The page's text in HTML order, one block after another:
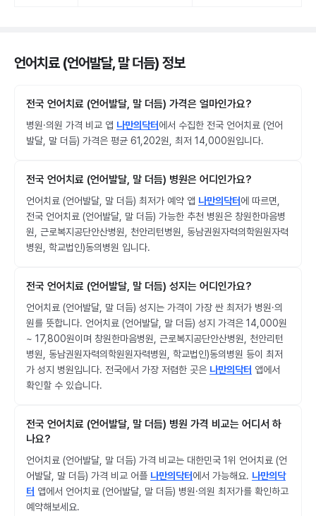
언어치료 (언어발달, 말 더듬) 정보
전국 언어치료 (언어발달, 말 더듬) 가격은 얼마인가요?
병원·의원 가격 비교 앱 나만의닥터에서 수집한 전국 언어치료 (언어
발달, 말 더듬) 가격은 평균 61,202원, 최저 14,000원입니다.
전국 언어치료 (언어발달, 말 더듬) 병원은 어디인가요?
언어치료 (언어발달, 말 더듬) 최저가 예약 앱 나만의닥터에 따르면,
전국 언어치료 (언어발달, 말 더듬) 가능한 추천 병원은 창원한마음병
원, 근로복지공단안산병원, 천안리턴병원, 동남권원자력의학원원자력
병원, 학교법인)동의병원 입니다.
전국 언어치료 (언어발달, 말 더듬) 성지는 어디인가요?
언어치료 (언어발달, 말 더듬) 성지는 가격이 가장 싼 최저가 병원·의
원를 뜻합니다. 언어치료 (언어발달, 말 더듬) 성지 가격은 14,000원
~ 17,800원이며 창원한마음병원, 근로복지공단안산병원, 천안리턴
병원, 동남권원자력의학원원자력병원, 학교법인)동의병원 등이 최저
가 성지 병원입니다. 전국에서 가장 저렴한 곳은 나만의닥터 앱에서
확인할 수 있습니다.
전국 언어치료 (언어발달, 말 더듬) 병원 가격 비교는 어디서 하
나요?
언어치료 (언어발달, 말 더듬) 가격 비교는 대한민국 1위 언어치료 (언
어발달, 말 더듬) 가격 비교 어플 나만의닥터에서 가능해요. 나만의닥
터 앱에서 언어치료 (언어발달, 말 더듬) 병원·의원 최저가를 확인하고
예약해보세요.